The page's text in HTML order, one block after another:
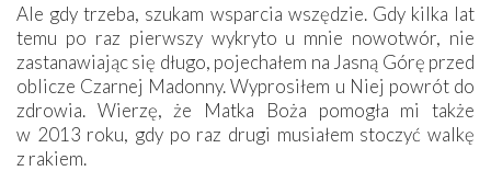
Ale gdy trzeba, szukam wsparcia wszędzie. Gdy kilka lat
temu po raz pierwszy wykryto u mnie nowotwór, nie
zastanawiając się długo, pojechałem na Jasną Górę przed
oblicze Czarnej Madonny. Wyprosiłem u Niej powrót do
zdrowia. Wierzę, że Matka Boża pomogła mi także
w 2013 roku, gdy po raz drugi musiałem stoczyć walkę
z rakiem.